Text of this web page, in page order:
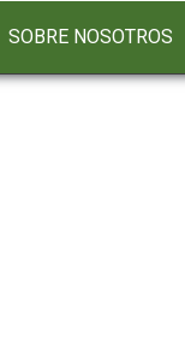
SOBRE NOSOTROS